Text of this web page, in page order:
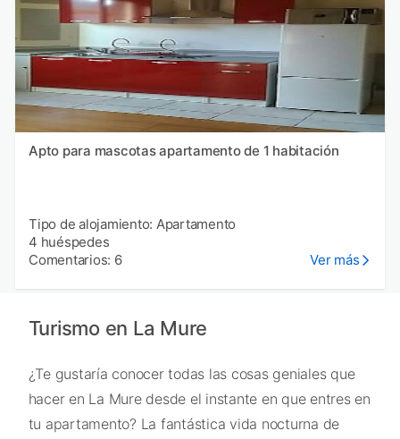
Apto para mascotas apartamento de 1 habitación
Tipo de alojamiento: Apartamento
4 huéspedes
Comentarios: 6
Ver más
Turismo en La Mure
¿Te gustaría conocer todas las cosas geniales que
hacer en La Mure desde el instante en que entres en
tu apartamento? La fantástica vida nocturna de